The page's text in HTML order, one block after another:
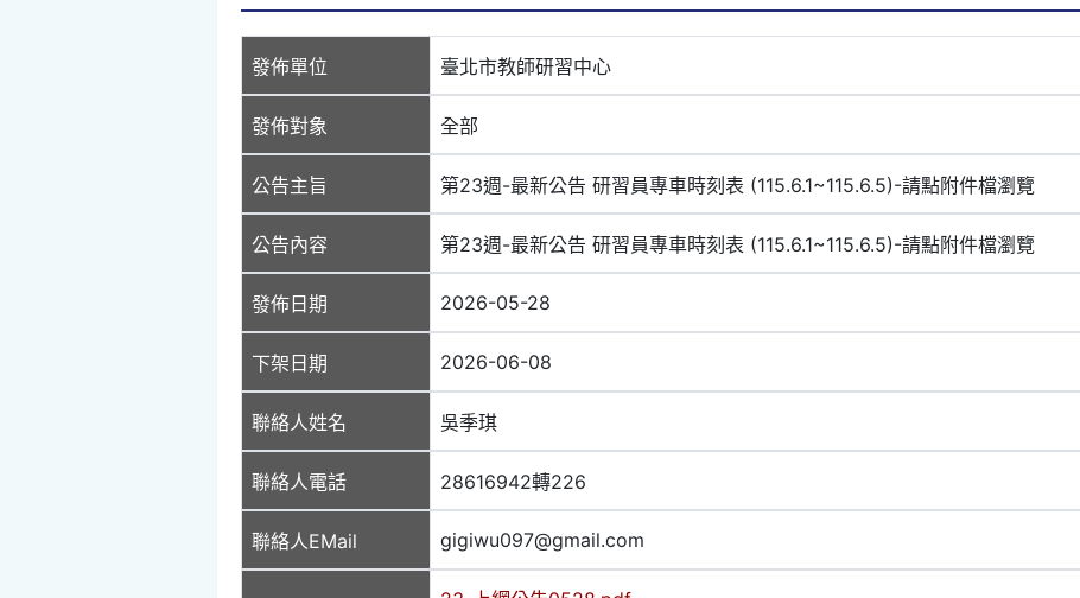
發佈單位 臺北市教師研習中心
發佈對象 全部
公告主旨 第23週-最新公告 研習員專車時刻表 (115.6.1~115.6.5)-請點附件檔瀏覽
公告內容 第23週-最新公告 研習員專車時刻表 (115.6.1~115.6.5)-請點附件檔瀏覽
發佈日期 2026-05-28
下架日期 2026-06-08
聯絡人姓名 吳季琪
聯絡人電話 28616942轉226
聯絡人EMail gigiwu097@gmail.com